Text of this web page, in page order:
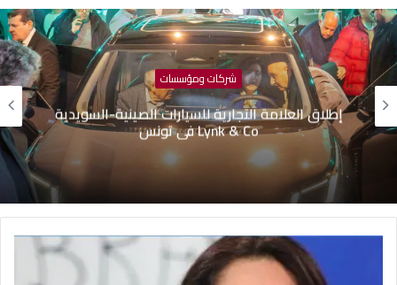
شركات ومؤسسات
إطلاق العلامة التجارية للسيارات الصينية-السويدية
Lynk & Co في تونس